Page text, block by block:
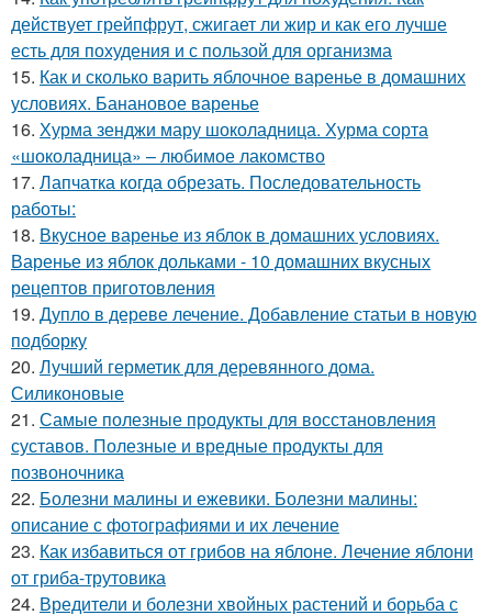
действует грейпфрут, сжигает ли жир и как его лучше
есть для похудения и с пользой для организма
15. Как и сколько варить яблочное варенье в домашних
условиях. Банановое варенье
16. Хурма зенджи мару шоколадница. Хурма сорта
«шоколадница» – любимое лакомство
17. Лапчатка когда обрезать. Последовательность
работы:
18. Вкусное варенье из яблок в домашних условиях.
Варенье из яблок дольками - 10 домашних вкусных
рецептов приготовления
19. Дупло в дереве лечение. Добавление статьи в новую
подборку
20. Лучший герметик для деревянного дома.
Силиконовые
21. Самые полезные продукты для восстановления
суставов. Полезные и вредные продукты для
позвоночника
22. Болезни малины и ежевики. Болезни малины:
описание с фотографиями и их лечение
23. Как избавиться от грибов на яблоне. Лечение яблони
от гриба-трутовика
24. Вредители и болезни хвойных растений и борьба с